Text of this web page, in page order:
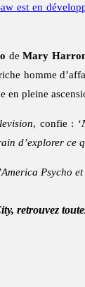
est en
de Mary
homme
en pleine
, confie : ‘
d’explorer
Psycho
retrouvez